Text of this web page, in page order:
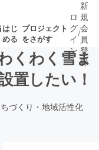
はじ
める
プロジェクト
をさがす
了が近いプ
ト
もうすぐ公開
されます
ロ
グ
イ
ン
/
新
規
会
員
登
録
くわく雪ま
置したい！
づくり・地域活性化